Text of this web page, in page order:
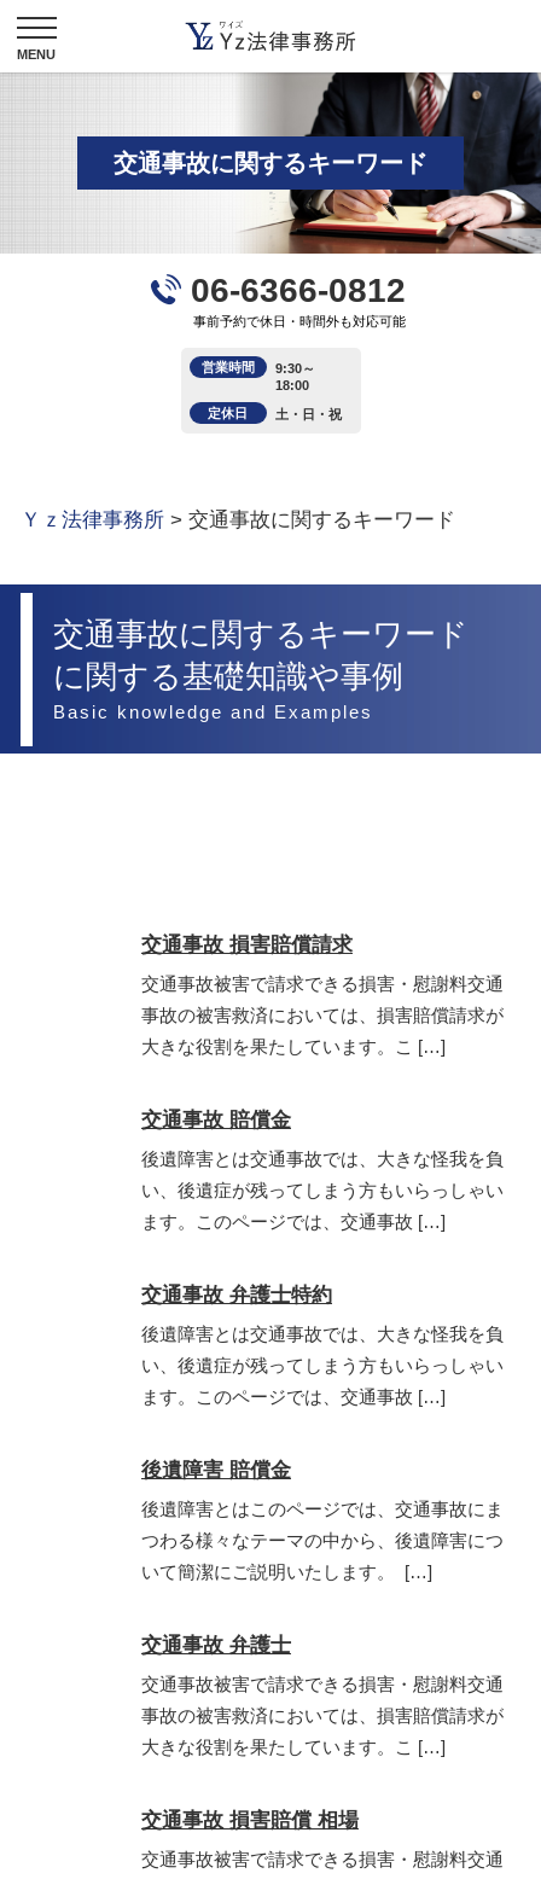
交通事故に関するキーワード
06-6366-0812
事前予約で休日・時間外も対応可能
営業時間
9:30～
18:00
定休日
土・日・祝
Ｙｚ法律事務所 > 交通事故に関するキーワード
交通事故に関するキーワード
に関する基礎知識や事例
Basic knowledge and Examples
交通事故 損害賠償請求
交通事故被害で請求できる損害・慰謝料交通
事故の被害救済においては、損害賠償請求が
大きな役割を果たしています。こ […]
交通事故 賠償金
後遺障害とは交通事故では、大きな怪我を負
い、後遺症が残ってしまう方もいらっしゃい
ます。このページでは、交通事故 […]
交通事故 弁護士特約
後遺障害とは交通事故では、大きな怪我を負
い、後遺症が残ってしまう方もいらっしゃい
ます。このページでは、交通事故 […]
後遺障害 賠償金
後遺障害とはこのページでは、交通事故にま
つわる様々なテーマの中から、後遺障害につ
いて簡潔にご説明いたします。 […]
交通事故 弁護士
交通事故被害で請求できる損害・慰謝料交通
事故の被害救済においては、損害賠償請求が
大きな役割を果たしています。こ […]
交通事故 損害賠償 相場
交通事故被害で請求できる損害・慰謝料交通